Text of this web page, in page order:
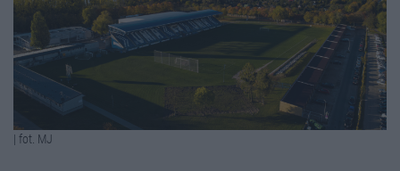
| fot. MJ